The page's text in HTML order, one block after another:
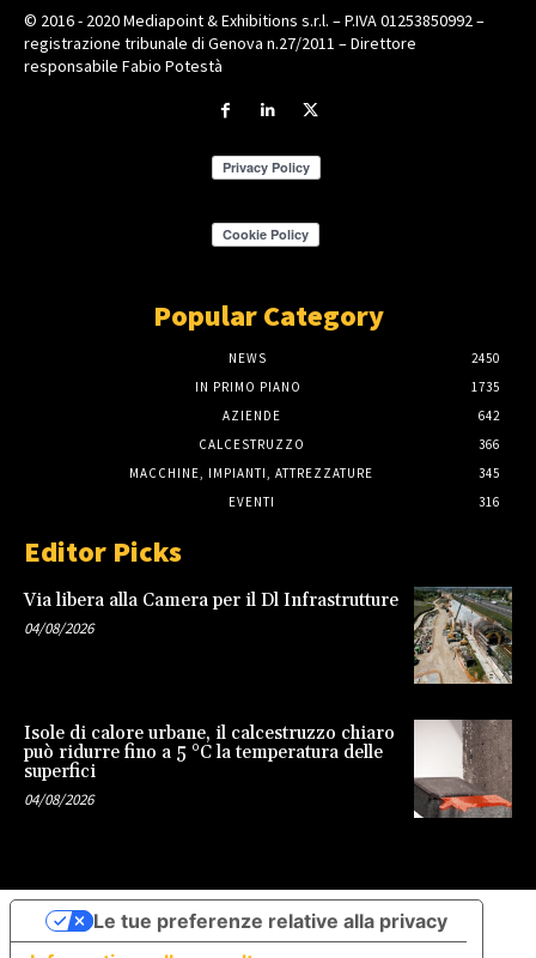
© 2016 - 2020 Mediapoint & Exhibitions s.r.l. – P.IVA 01253850992 –
registrazione tribunale di Genova n.27/2011 – Direttore
responsabile Fabio Potestà
Popular Category
NEWS
2450
IN PRIMO PIANO
1735
AZIENDE
642
CALCESTRUZZO
366
MACCHINE, IMPIANTI, ATTREZZATURE
345
EVENTI
316
Editor Picks
Via libera alla Camera per il Dl Infrastrutture
04/08/2026
Isole di calore urbane, il calcestruzzo chiaro
può ridurre fino a 5 °C la temperatura delle
superfici
04/08/2026
Le tue preferenze relative alla privacy